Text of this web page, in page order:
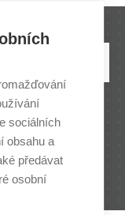
Republic |
sociálních
obsahu a
předávat
osobní